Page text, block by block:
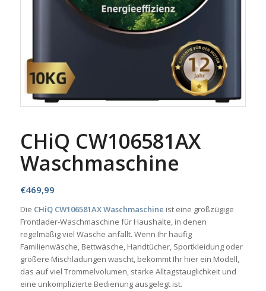
CHiQ CW106581AX
Waschmaschine
€469,99
Die CHiQ CW106581AX Waschmaschine ist eine großzügige
Frontlader-Waschmaschine für Haushalte, in denen
regelmäßig viel Wäsche anfällt. Wenn Ihr häufig
Familienwäsche, Bettwäsche, Handtücher, Sportkleidung oder
größere Mischladungen wascht, bekommt Ihr hier ein Modell,
das auf viel Trommelvolumen, starke Alltagstauglichkeit und
eine unkomplizierte Bedienung ausgelegt ist.